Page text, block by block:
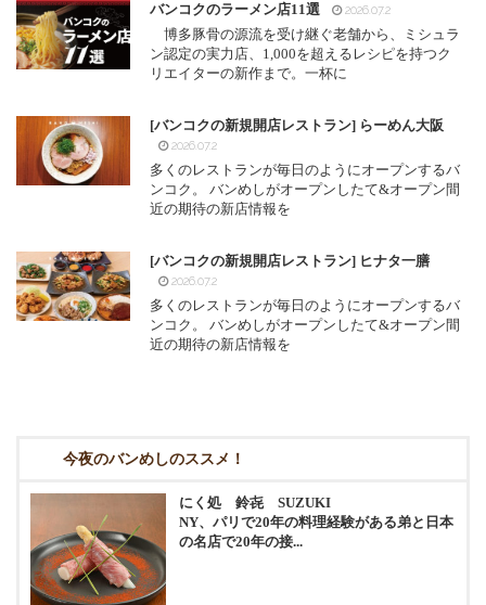
バンコクのラーメン店11選 2026.07.2
博多豚骨の源流を受け継ぐ老舗から、ミシュラ
ン認定の実力店、1,000を超えるレシピを持つク
リエイターの新作まで。一杯に
[バンコクの新規開店レストラン] らーめん大阪
2026.07.2
多くのレストランが毎日のようにオープンするバ
ンコク。 バンめしがオープンしたて&オープン間
近の期待の新店情報を
[バンコクの新規開店レストラン] ヒナタ一膳
2026.07.2
多くのレストランが毎日のようにオープンするバ
ンコク。 バンめしがオープンしたて&オープン間
近の期待の新店情報を
今夜のバンめしのススメ！
にく処 鈴㐂 SUZUKI
NY、パリで20年の料理経験がある弟と日本
の名店で20年の接...